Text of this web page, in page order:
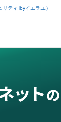
ティ byイエラエ）